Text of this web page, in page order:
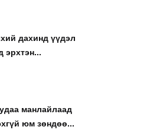
дахинд үүдэл
эрхтэн...
манлайлаад
юм зөндөө...